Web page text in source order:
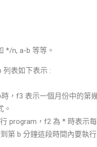
*/n, a-b 等等。
列表如下表示 :
，f3 表示一個月份中的第
。
program，f2 為 * 時表示
第 b 分鐘這段時間內要執